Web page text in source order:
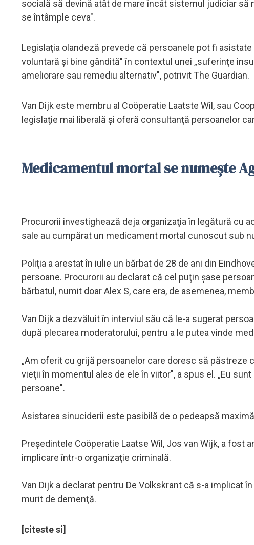
socială să devină atât de mare încât sistemul judiciar să
se întâmple ceva".
Legislaţia olandeză prevede că persoanele pot fi
voluntară şi bine gândită" în contextul unei „suferinţe
ameliorare sau remediu alternativ", potrivit The Guardian.
Van Dijk este membru al Coöperatie Laatste Wil, sau
legislaţie mai liberală şi oferă consultanţă persoanelor
Medicamentul mortal se numește
Procurorii investighează deja organizaţia în legătură cu
sale au cumpărat un medicament mortal cunoscut sub
Poliţia a arestat în iulie un bărbat de 28 de ani din
persoane. Procurorii au declarat că cel puţin şase
bărbatul, numit doar Alex S, care era, de asemenea,
Van Dijk a dezvăluit în interviul său că le-a sugerat
după plecarea moderatorului, pentru a le putea vinde
„Am oferit cu grijă persoanelor care doresc să
vieţii în momentul ales de ele în viitor", a spus el. „Eu
persoane".
Asistarea sinuciderii este pasibilă de o pedeapsă
Preşedintele Coöperatie Laatse Wil, Jos van Wijk, a
implicare într-o organizaţie criminală.
Van Dijk a declarat pentru De Volkskrant că s-a implicat
murit de demenţă.
[citeste si]